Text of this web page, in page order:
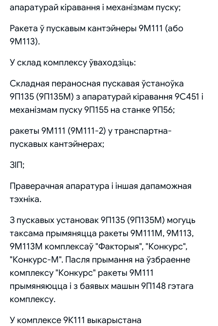
апаратурай кіравання і механізмам пуску;
Ракета ў пускавым кантэйнеры 9М111 (або
9М113).
У склад комплексу ўваходзіць:
Складная пераносная пускавая ўстаноўка
9П135 (9П135М) з апаратурай кіравання 9С451 і
механізмам пуску 9П155 на станке 9П56;
ракеты 9М111 (9М111-2) у транспартна-
пускавых кантэйнерах;
ЗІП;
Праверачная апаратура і іншая дапаможная
тэхніка.
З пускавых установак 9П135 (9П135М) могуць
таксама прымяняцца ракеты 9М111М, 9М113,
9М113М комплексаў "Факторыя", "Конкурс",
"Конкурс-М". Пасля прымання на ўзбраенне
комплексу "Конкурс" ракеты 9М111
прымяняюцца і з баявых машын 9П148 гэтага
комплексу.
У комплексе 9К111 выкарыстана